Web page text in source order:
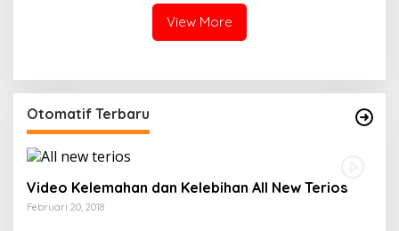
View More
Otomatif Terbaru
Video Kelemahan dan Kelebihan All New Terios
Februari 20, 2018